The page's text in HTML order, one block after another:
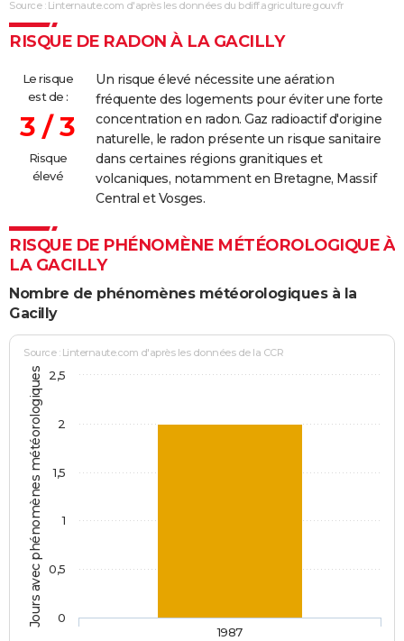
50 000 0
24/07/2006
Source : Linternaute.com d'après les données du bdiff.agriculture.gouv.fr
RISQUE DE RADON À LA GACILLY
Le risque
est de :
3 / 3
Risque
élevé
Un risque élevé nécessite une aération
fréquente des logements pour éviter une forte
concentration en radon. Gaz radioactif d'origine
naturelle, le radon présente un risque sanitaire
dans certaines régions granitiques et
volcaniques, notamment en Bretagne, Massif
Central et Vosges.
RISQUE DE PHÉNOMÈNE MÉTÉOROLOGIQUE À
LA GACILLY
Nombre de phénomènes météorologiques à la
Gacilly
Jours avec phénomènes météorologiques
Source : Linternaute.com d'après les données de la CCR
1987
0
0,5
1
1,5
2
2,5